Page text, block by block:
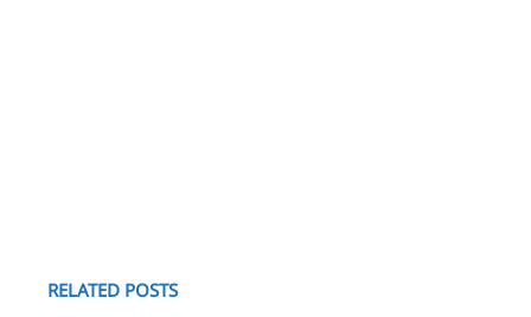
RELATED POSTS